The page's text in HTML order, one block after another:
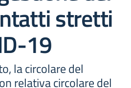
stretti
19
la circolare del
relativa circolare del